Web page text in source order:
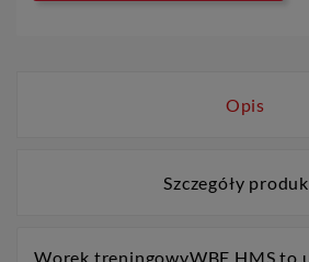
Opis
Szczegóły
Worek treningowyWBF HMS to